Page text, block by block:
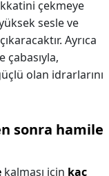
çekmeye
sesle ve
Ayrıca
çabasıyla,
olan idrarlarını
sonra hamile
kalması için kaç